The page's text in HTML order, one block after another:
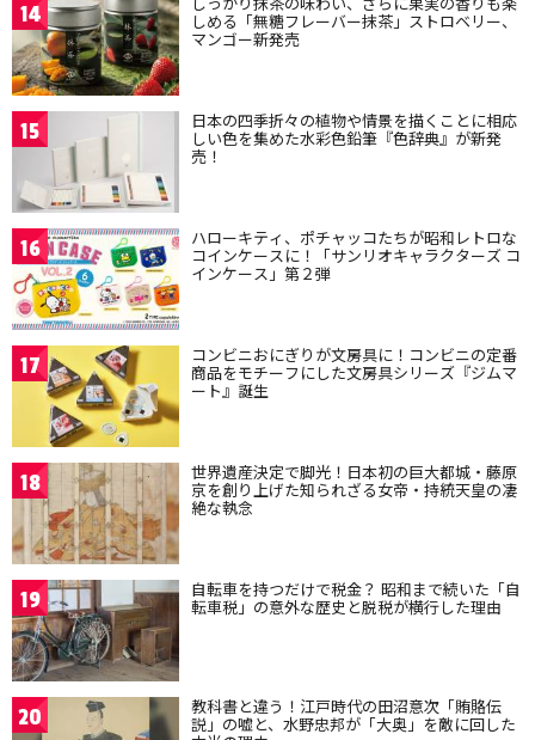
14 しめる「無糖フレーバー抹茶」ストロベリー、
マンゴー新発売
15 日本の四季折々の植物や情景を描くことに相応
しい色を集めた水彩色鉛筆『色辞典』が新発
売！
16 ハローキティ、ポチャッコたちが昭和レトロな
コインケースに！「サンリオキャラクターズ コ
インケース」第２弾
17 コンビニおにぎりが文房具に！コンビニの定番
商品をモチーフにした文房具シリーズ『ジムマ
ート』誕生
18 世界遺産決定で脚光！日本初の巨大都城・藤原
京を創り上げた知られざる女帝・持統天皇の凄
絶な執念
19 自転車を持つだけで税金？ 昭和まで続いた「自
転車税」の意外な歴史と脱税が横行した理由
20 教科書と違う！江戸時代の田沼意次「賄賂伝
説」の嘘と、水野忠邦が「大奥」を敵に回した